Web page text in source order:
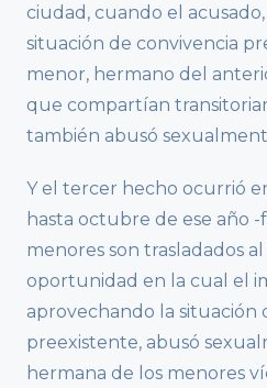
ciudad, cuando el
situación de convivencia
menor, hermano del
que compartían
también abusó
Y el tercer hecho ocurrió
hasta octubre de ese año
menores son trasladados
oportunidad en la cual el
aprovechando la situación
preexistente, abusó
hermana de los menores